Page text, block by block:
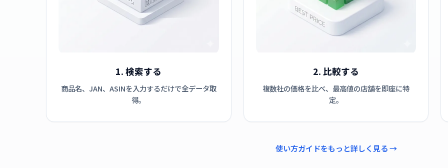
1. 検索する
商品名、JAN、ASINを入力するだけで全データ取
得。
2. 比較する
複数社の価格を比べ、最高値の店舗を即座に特
定。
使い方ガイドをもっと詳しく見る →